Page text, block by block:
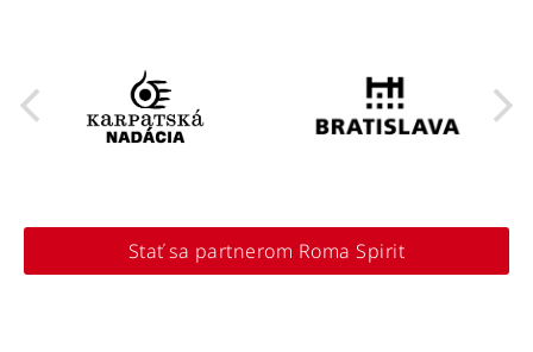
Stať sa partnerom Roma Spirit